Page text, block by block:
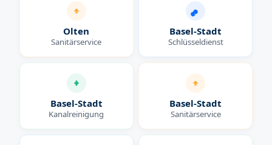
Olten
Sanitärservice
Basel-Stadt
Schlüsseldienst
Basel-Stadt
Kanalreinigung
Basel-Stadt
Sanitärservice